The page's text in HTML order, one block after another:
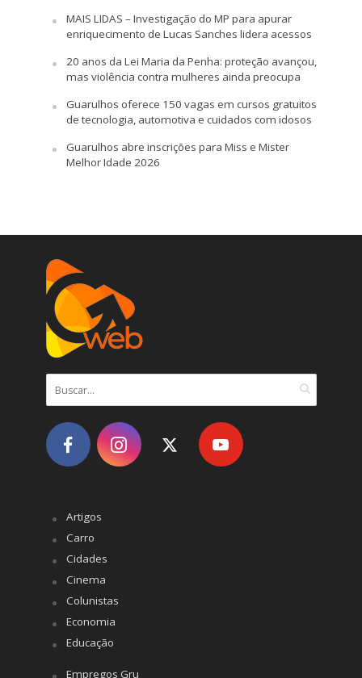
MAIS LIDAS – Investigação do MP para apurar
enriquecimento de Lucas Sanches lidera acessos
20 anos da Lei Maria da Penha: proteção avançou,
mas violência contra mulheres ainda preocupa
Guarulhos oferece 150 vagas em cursos gratuitos
de tecnologia, automotiva e cuidados com idosos
Guarulhos abre inscrições para Miss e Mister
Melhor Idade 2026
Artigos
Carro
Cidades
Cinema
Colunistas
Economia
Educação
Empregos Gru